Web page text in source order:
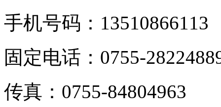
手机号码：13510866113
固定电话：0755-
传真：0755-84804963